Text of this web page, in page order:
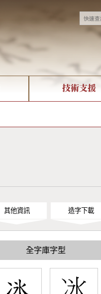
技術支援
其他資訊 造字下載
全字庫字型